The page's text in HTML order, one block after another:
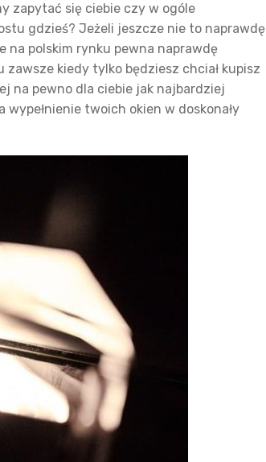
zapytać się ciebie czy w ogóle
gdzieś? Jeżeli jeszcze nie to naprawdę
na polskim rynku pewna naprawdę
kiedy tylko będziesz chciał kupisz
na pewno dla ciebie jak najbardziej
twoich okien w doskonały